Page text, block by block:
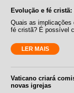
Evolução e fé
Quais as
fé cristã? É possível
LER MAIS
Vaticano criará
novas igrejas